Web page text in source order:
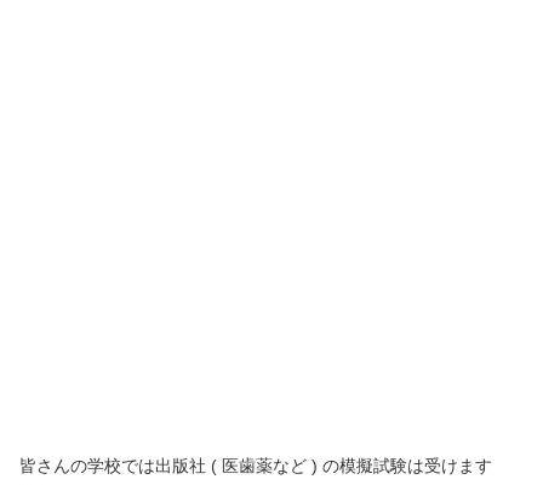
皆さんの学校では出版社 ( 医歯薬など ) の模擬試験は受けます